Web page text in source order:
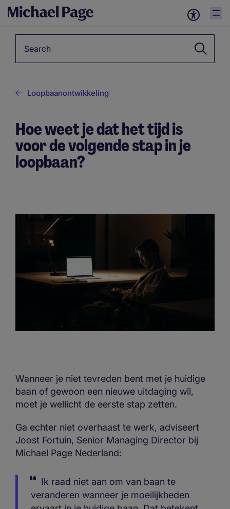
Loopbaanontwikkeling
Hoe weet je dat het tijd is
voor de volgende stap in je
loopbaan?
Wanneer je niet tevreden bent met je huidige
baan of gewoon een nieuwe uitdaging wil,
moet je wellicht de eerste stap zetten.
Ga echter niet overhaast te werk, adviseert
Joost Fortuin, Senior Managing Director bij
Michael Page Nederland:
Ik raad niet aan om van baan te
veranderen wanneer je moeilijkheden